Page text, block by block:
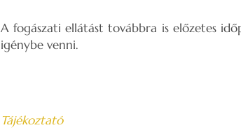
A fogászati ellátást továbbra is előzetes
igénybe venni.
Tájékoztató